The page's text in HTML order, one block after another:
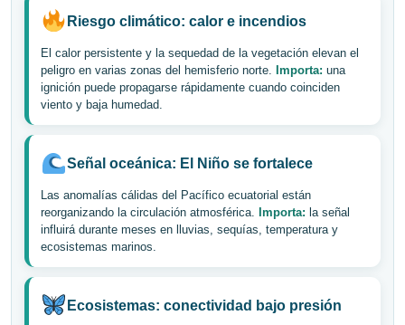
Riesgo climático: calor e incendios
El calor persistente y la sequedad de la vegetación elevan el
peligro en varias zonas del hemisferio norte. Importa: una
ignición puede propagarse rápidamente cuando coinciden
viento y baja humedad.
Señal oceánica: El Niño se fortalece
Las anomalías cálidas del Pacífico ecuatorial están
reorganizando la circulación atmosférica. Importa: la señal
influirá durante meses en lluvias, sequías, temperatura y
ecosistemas marinos.
Ecosistemas: conectividad bajo presión